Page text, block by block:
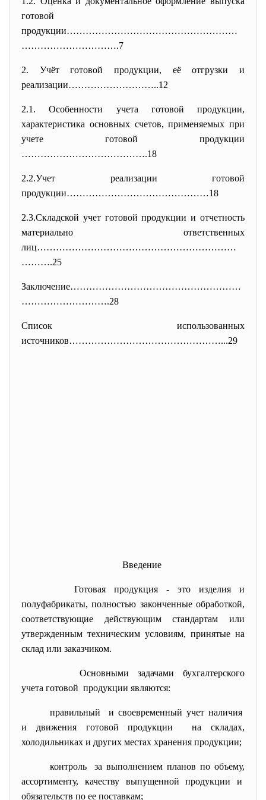
готовой
продукции………………………………………………
………………………….7
2. Учёт готовой продукции, её отгрузки и
реализации………………………..12
2.1. Особенности учета готовой продукции,
характеристика основных счетов, применяемых при
учете готовой продукции
………………………………….18
2.2.Учет реализации готовой
продукции………………………………………18
2.3.Складской учет готовой продукции и отчетность
материально ответственных
лиц………………………………………………………
……….25
Заключение………………………………………………
……………………….28
Список использованных
источников…………………………………………...29
Введение
Готовая продукция - это изделия и
полуфабрикаты, полностью законченные обработкой,
соответствующие действующим стандартам или
утвержденным техническим условиям, принятые на
склад или заказчиком.
Основными задачами бухгалтерского
учета готовой продукции являются:
правильный и своевременный учет наличия
и движения готовой продукции на складах,
холодильниках и других местах хранения продукции;
контроль за выполнением планов по объему,
ассортименту, качеству выпущенной продукции и
обязательств по ее поставкам;